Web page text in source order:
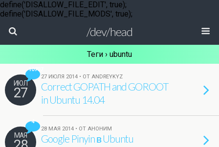
define('DISALLOW_FILE_EDIT', true);
define('DISALLOW_FILE_MODS', true);
/dev/head
Теги › ubuntu
10707
ИЮЛ
27
27 ИЮЛЯ 2014 • ОТ ANDREYKYZ
Correct GOPATH and GOROOT
in Ubuntu 14.04
4
МАЯ
28 МАЯ 2014 • ОТ АНОНИМ
Google Pinyin в Ubuntu